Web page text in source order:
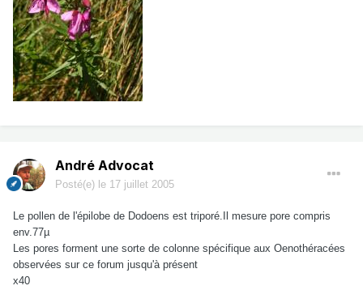
André Advocat
Posté(e) le 17 juillet 2005
Le pollen de l'épilobe de Dodoens est triporé.Il mesure pore compris
env.77µ
Les pores forment une sorte de colonne spécifique aux Oenothéracées
observées sur ce forum jusqu'à présent
x40